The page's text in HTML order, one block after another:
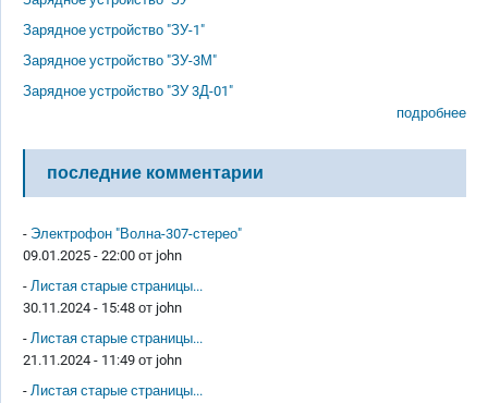
Зарядное устройство "ЗУ-1"
Зарядное устройство "ЗУ-3М"
Зарядное устройство "ЗУ 3Д-01"
подробнее
последние комментарии
- Электрофон "Волна-307-стерео"
09.01.2025 - 22:00 от john
- Листая старые страницы...
30.11.2024 - 15:48 от john
- Листая старые страницы...
21.11.2024 - 11:49 от john
- Листая старые страницы...